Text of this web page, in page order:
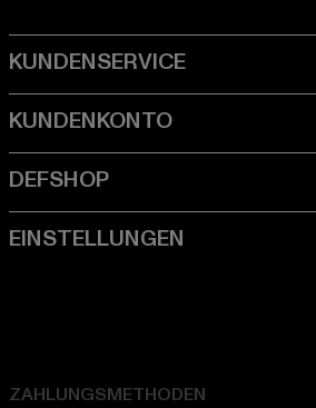
ZAHLUNGSMETHODEN